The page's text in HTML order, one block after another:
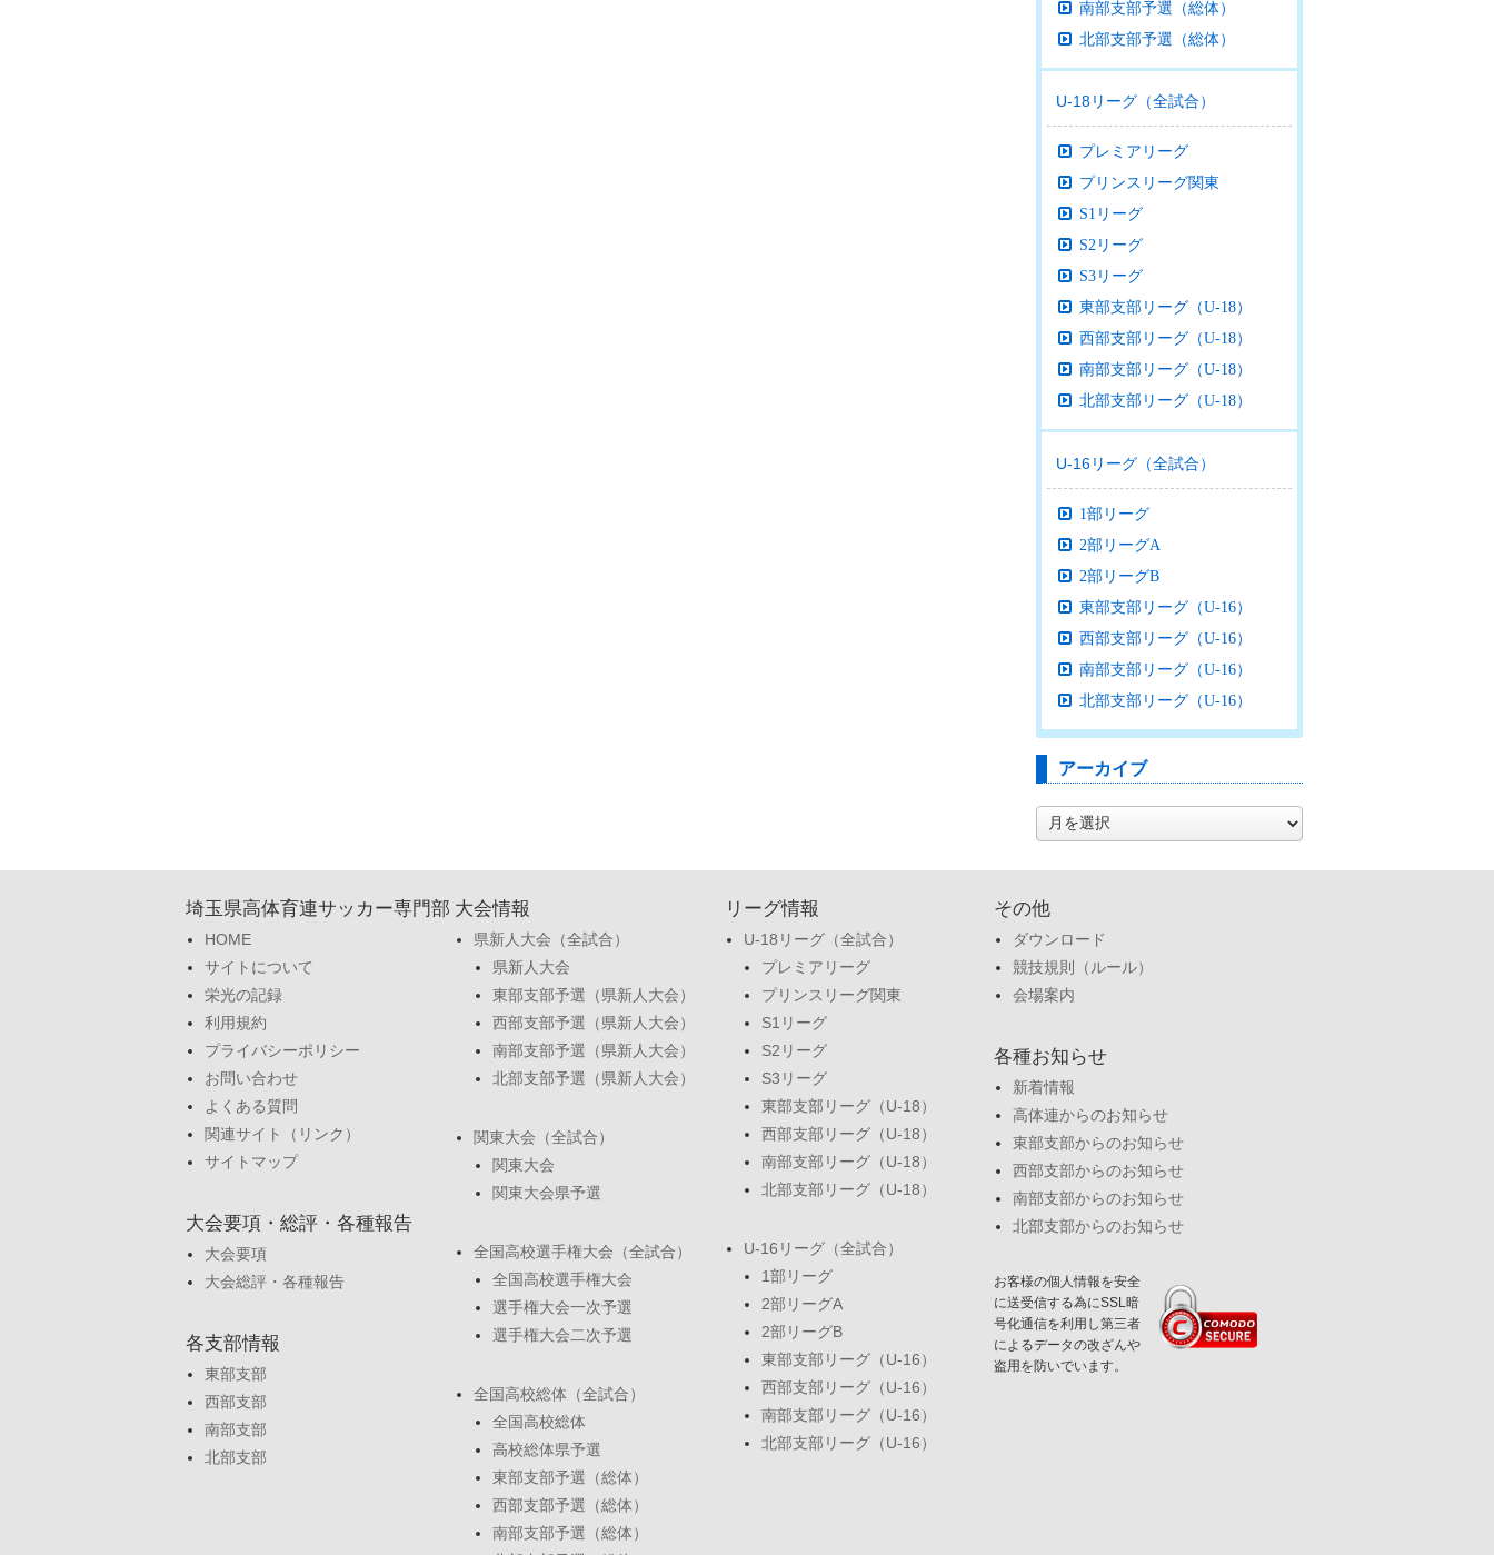
南部支部予選（総体）
北部支部予選（総体）
U-18リーグ（全試合）
プレミアリーグ
プリンスリーグ関東
S1リーグ
S2リーグ
S3リーグ
東部支部リーグ（U-18）
西部支部リーグ（U-18）
南部支部リーグ（U-18）
北部支部リーグ（U-18）
U-16リーグ（全試合）
1部リーグ
2部リーグA
2部リーグB
東部支部リーグ（U-16）
西部支部リーグ（U-16）
南部支部リーグ（U-16）
北部支部リーグ（U-16）
アーカイブ
ー
ブ
埼玉県高体育連サッカー専門部
HOME
サイトについて
栄光の記録
利用規約
プライバシーポリシー
お問い合わせ
よくある質問
関連サイト（リンク）
サイトマップ
大会要項・総評・各種報告
大会要項
大会総評・各種報告
各支部情報
東部支部
西部支部
南部支部
北部支部
大会情報
県新人大会（全試合）
県新人大会
東部支部予選（県新人大会）
西部支部予選（県新人大会）
南部支部予選（県新人大会）
北部支部予選（県新人大会）
関東大会（全試合）
関東大会
関東大会県予選
全国高校選手権大会（全試合）
全国高校選手権大会
選手権大会一次予選
選手権大会二次予選
全国高校総体（全試合）
全国高校総体
高校総体県予選
東部支部予選（総体）
西部支部予選（総体）
南部支部予選（総体）
リーグ情報
U-18リーグ（全試合）
プレミアリーグ
プリンスリーグ関東
S1リーグ
S2リーグ
S3リーグ
東部支部リーグ（U-18）
西部支部リーグ（U-18）
南部支部リーグ（U-18）
北部支部リーグ（U-18）
U-16リーグ（全試合）
1部リーグ
2部リーグA
2部リーグB
東部支部リーグ（U-16）
西部支部リーグ（U-16）
南部支部リーグ（U-16）
北部支部リーグ（U-16）
その他
ダウンロード
競技規則（ルール）
会場案内
各種お知らせ
新着情報
高体連からのお知らせ
東部支部からのお知らせ
西部支部からのお知らせ
南部支部からのお知らせ
北部支部からのお知らせ
お客様の個人情報を安全
に送受信する為にSSL暗
号化通信を利用し第三者
によるデータの改ざんや
盗用を防いでいます。